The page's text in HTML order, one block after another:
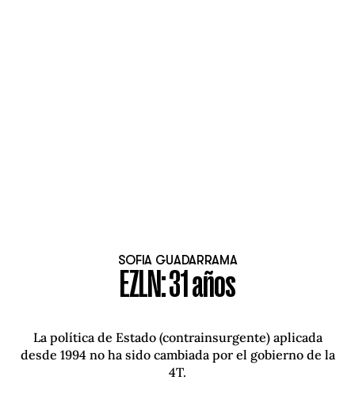
SOFIA GUADARRAMA
EZLN: 31 años
La política de Estado (contrainsurgente) aplicada
desde 1994 no ha sido cambiada por el gobierno de la
4T.